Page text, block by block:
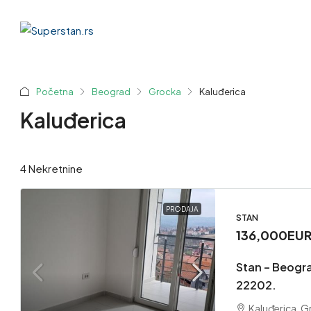
Početna Beograd Grocka Kaluđerica
Kaluđerica
4 Nekretnine
PRODAJA
STAN
136,000EUR
Stan –
22202.
Kaluđerica,